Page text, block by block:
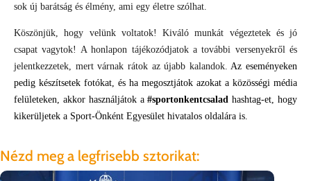
sok új barátság és élmény, ami egy életre szólhat.
Köszönjük, hogy velünk voltatok! Kiváló munkát végeztetek és jó
csapat vagytok! A honlapon tájékozódjatok a további versenyekről és
jelentkezzetek, mert várnak rátok az újabb kalandok.Az eseményeken
pedig készítsetek fotókat, és ha megosztjátok azokat a közösségi média
felületeken, akkor használjátok a#sportonkentcsaladhashtag-et, hogy
kikerüljetek a Sport-Önként Egyesület hivatalos oldalára is.
Nézd meg a legfrisebb sztorikat: